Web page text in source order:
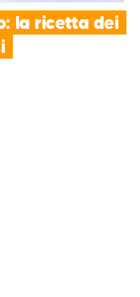
la ricetta dei